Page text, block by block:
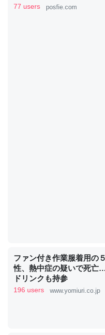
論文では「淡水はカルシ
利だから両方が拮抗して
いる鋏角類（カブトガニ・
ずキチンを強化してる筈だ
─ニュース :: 【研究発表】昆虫
これを元に考えるとカルシ
類は苦労してるんだな…。
─ニュース :: 【研究発表】昆虫
ウチもEchoを実家に置い
ちぼちRingも置こうかと
位置情報を共有してる。
にはターン制の良さがあ
77 users posfie.com
ファン付き作業服着用の
性、熱中症の疑いで死亡
ドリンクも持参
196 users www.yomiuri.co.jp